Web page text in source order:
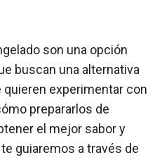
son una opción
buscan una alternativa
experimentar con
prepararlos de
el mejor sabor y
guiaremos a través de